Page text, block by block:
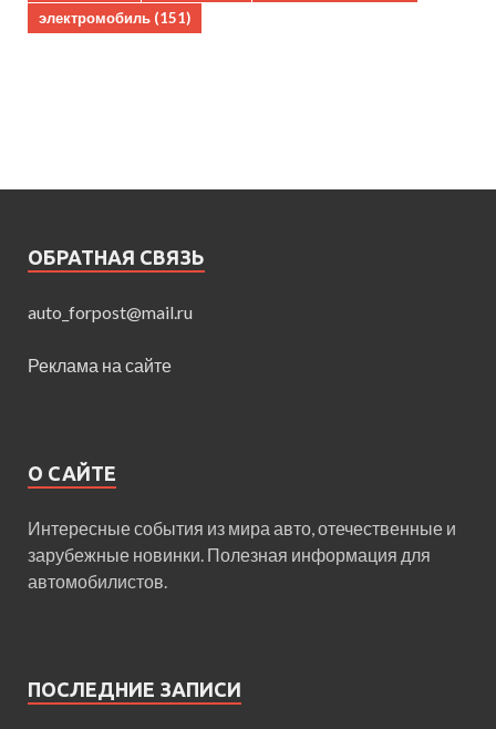
электромобиль (151)
ОБРАТНАЯ СВЯЗЬ
auto_forpost@mail.ru
Реклама на сайте
О САЙТЕ
Интересные события из мира авто, отечественные и
зарубежные новинки. Полезная информация для
автомобилистов.
ПОСЛЕДНИЕ ЗАПИСИ